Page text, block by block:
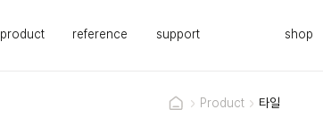
product reference support shop
Product 타일